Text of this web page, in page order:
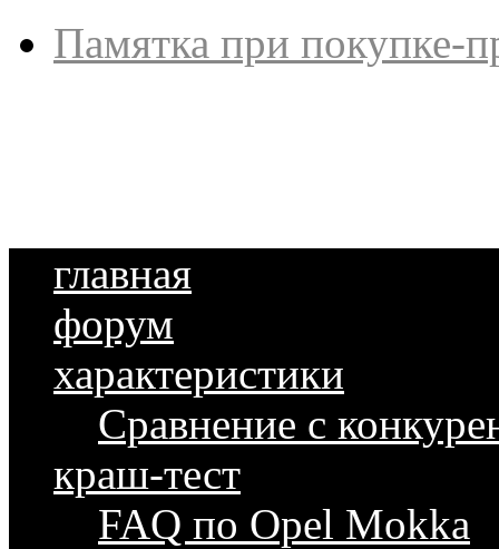
Памятка при покупке-
главная
форум
характеристики
Сравнение с
краш-тест
FAQ по Opel Mokka